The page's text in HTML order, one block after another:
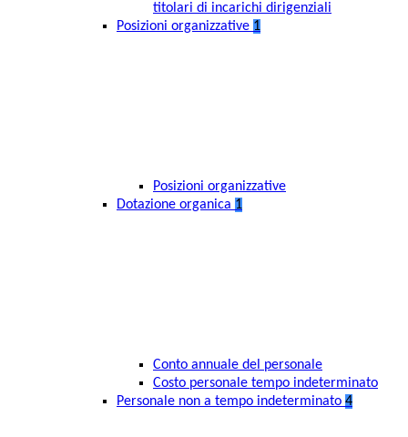
titolari di incarichi dirigenziali
Posizioni organizzative 1
Posizioni organizzative
Dotazione organica 1
Conto annuale del personale
Costo personale tempo indeterminato
Personale non a tempo indeterminato 4